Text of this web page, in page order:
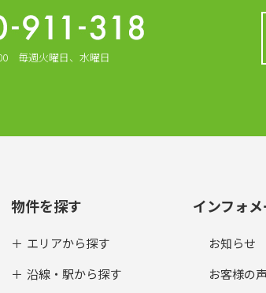
毎週火曜日、水曜日
物件を探す
エリアから探す
沿線・駅から探す
インフォ
お知らせ
お客様の